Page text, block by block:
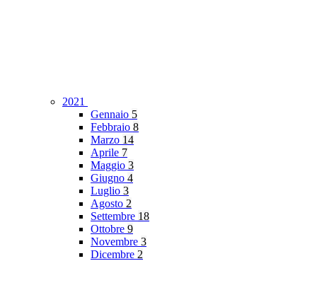
2021
Gennaio 5
Febbraio 8
Marzo 14
Aprile 7
Maggio 3
Giugno 4
Luglio 3
Agosto 2
Settembre 18
Ottobre 9
Novembre 3
Dicembre 2